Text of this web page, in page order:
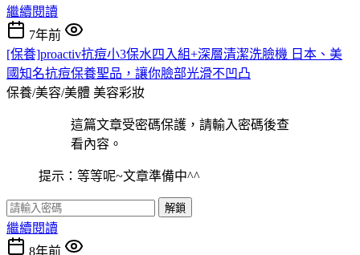
繼續閱讀
7年前
[保養]proactiv抗痘小3保水四入組+深層清潔洗臉機 日本、美
國知名抗痘保養聖品，讓你臉部光滑不凹凸
保養/美容/美體 美容彩妝
這篇文章受密碼保護，請輸入密碼後查
看內容。
提示：等等呢~文章準備中^^
解鎖
繼續閱讀
8年前